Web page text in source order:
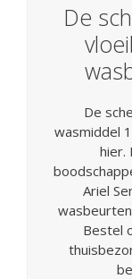
De
De
wasmiddel
hier.
Ariel
Bestel